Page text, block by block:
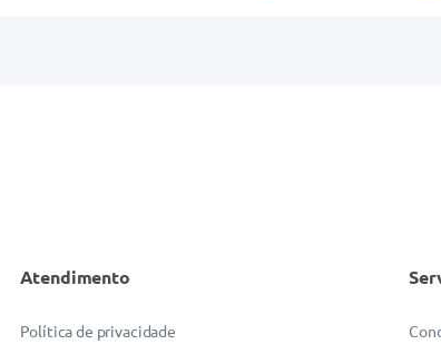
Atendimento
Política de privacidade